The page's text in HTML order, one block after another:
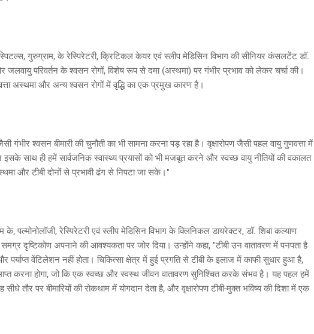
गुरुग्राम, के रेस्पिरेटरी, क्रिटिकल केयर एवं स्लीप मेडिसिन विभाग की सीनियर कंसलटेंट डॉ.
जलवायु परिवर्तन के श्वसन रोगों, विशेष रूप से दमा (अस्थमा) पर गंभीर प्रभाव को लेकर चर्चा की।
अस्थमा और अन्य श्वसन रोगों में वृद्धि का एक प्रमुख कारण है।
गंभीर श्वसन बीमारी की चुनौती का भी सामना करना पड़ रहा है। वृक्षारोपण जैसी पहल वायु गुणवत्ता में
साथ ही हमें सार्वजनिक स्वास्थ्य प्रयासों को भी मजबूत करने और स्वच्छ वायु नीतियों की वकालत
और टीबी दोनों से प्रभावी ढंग से निपटा जा सके।"
के, पल्मोनोलॉजी, रेस्पिरेटरी एवं स्लीप मेडिसिन विभाग के क्लिनिकल डायरेक्टर, डॉ. शिबा कल्याण
दृष्टिकोण अपनाने की आवश्यकता पर जोर दिया। उन्होंने कहा, "टीबी उन वातावरण में पनपता है
पर्याप्त वेंटिलेशन नहीं होता। चिकित्सा क्षेत्र में हुई प्रगति से टीबी के इलाज में काफी सुधार हुआ है,
करना होगा, जो कि एक स्वच्छ और स्वस्थ जीवन वातावरण सुनिश्चित करके संभव है। यह पहल हमें
सीधे तौर पर बीमारियों की रोकथाम में योगदान देता है, और वृक्षारोपण टीबी-मुक्त भविष्य की दिशा में एक